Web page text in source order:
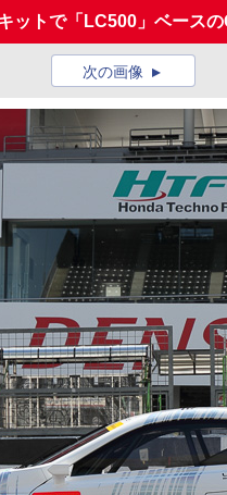
ットで「LC500」ベース
次の画像